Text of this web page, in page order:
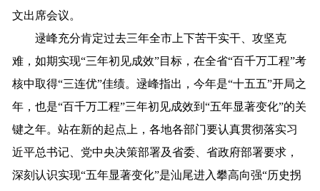
文出席会议。
逯峰充分肯定过去三年全市上下苦干实干、攻坚克
难，如期实现“三年初见成效”目标 ，在全省“百千万工程”考
核中取得“三连优”佳绩。逯峰指出，今年是“十五五”开局之
年，也是“百千万工程”三年初见成效到“五年显著变化”的关
键之年。站在新的起点 上，各地各部门要认真贯彻落实习
近平总书记、党中央决策部署及省委、省政府部署要求，
深刻认识实现“五年显著变化”是汕尾进入攀高向强“历史拐